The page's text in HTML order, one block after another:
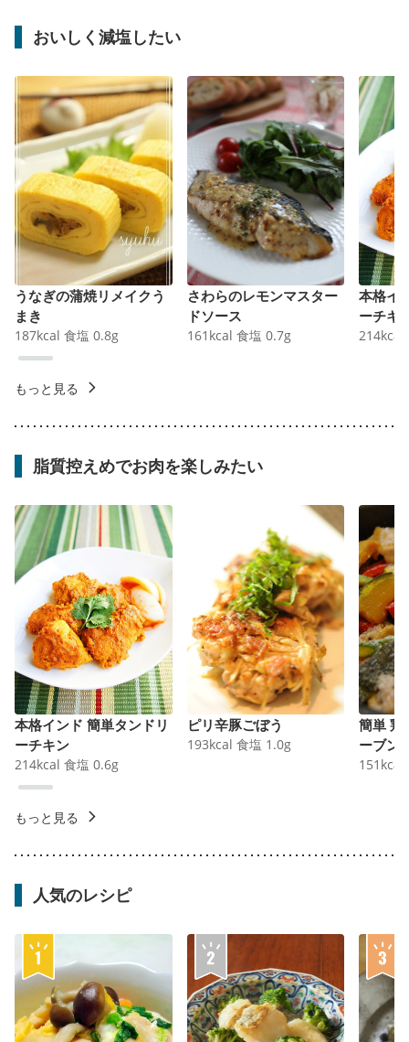
おいしく減塩したい
うなぎの蒲焼リメイクう
まき
187kcal 食塩 0.8g
さわらのレモンマスター
ドソース
161 kcal 食塩 0.7g
本格イ
ーチキ
214kcal
もっと見る
脂質控えめでお肉を楽しみたい
本格インド 簡単タンドリ
ーチキン
214kcal 食塩 0.6g
ピリ辛豚ごぼう
193kcal 食塩 1.0g
簡単 鶏
ーブン
151 kcal
もっと見る
人気のレシピ